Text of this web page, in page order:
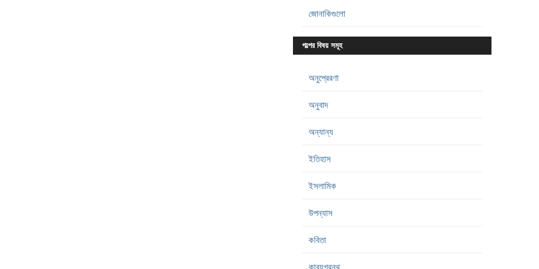
জোনাকিগুলো
গল্পের বিষয় সমূহ
অনুপ্রেরণা
অনুবাদ
অন্যান্য
ইতিহাস
ইসলামিক
উপন্যাস
কবিতা
কাব্যগ্রন্থ